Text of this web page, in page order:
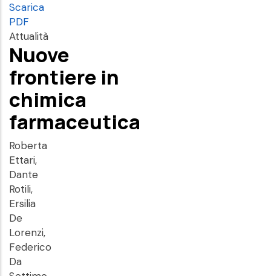
Scarica
PDF
Attualità
Nuove
frontiere in
chimica
farmaceutica
Roberta
Ettari,
Dante
Rotili,
Ersilia
De
Lorenzi,
Federico
Da